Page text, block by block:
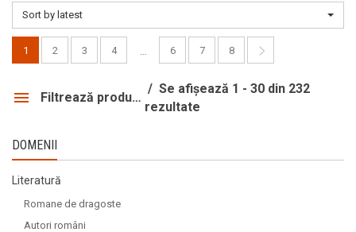
Sort by latest
1 2 3 4 6 7 8
Filtrează produsele
Se afișează 1 - 30 din 232
rezultate
DOMENII
Literatură
Romane de dragoste
Autori români